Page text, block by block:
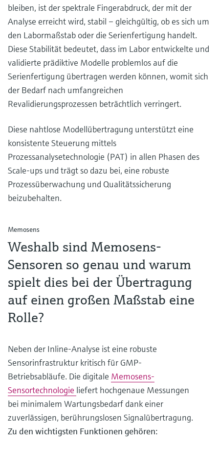
bleiben, ist der spektrale Fingerabdruck, der mit der
Analyse erreicht wird, stabil – gleichgültig, ob es sich um
den Labormaßstab oder die Serienfertigung handelt.
Diese Stabilität bedeutet, dass im Labor entwickelte und
validierte prädiktive Modelle problemlos auf die
Serienfertigung übertragen werden können, womit sich
der Bedarf nach umfangreichen
Revalidierungsprozessen beträchtlich verringert.
Diese nahtlose Modellübertragung unterstützt eine
konsistente Steuerung mittels
Prozessanalysetechnologie (PAT) in allen Phasen des
Scale-ups und trägt so dazu bei, eine robuste
Prozessüberwachung und Qualitätssicherung
beizubehalten.
Memosens
Weshalb sind Memosens-
Sensoren so genau und warum
spielt dies bei der Übertragung
auf einen großen Maßstab eine
Rolle?
Neben der Inline-Analyse ist eine robuste
Sensorinfrastruktur kritisch für GMP-
Betriebsabläufe. Die digitale Memosens-
Sensortechnologie liefert hochgenaue Messungen
bei minimalem Wartungsbedarf dank einer
zuverlässigen, berührungslosen Signalübertragung.
Zu den wichtigsten Funktionen gehören: